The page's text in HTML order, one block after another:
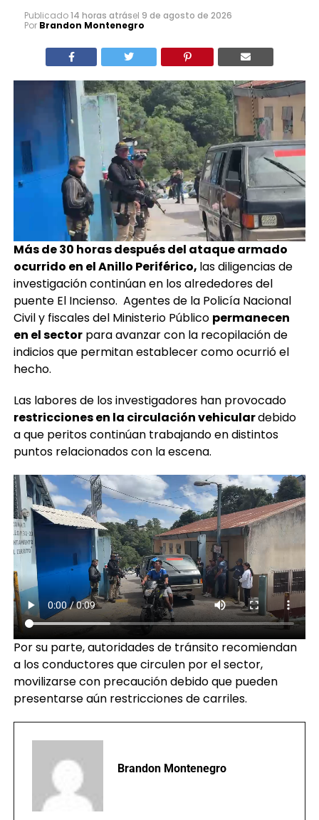
Publicado14 horas atrásel 9 de agosto de 2026
Por Brandon Montenegro
Más de 30 horas después del ataque armado
ocurrido en el Anillo Periférico, las diligencias de
investigación continúan en los alrededores del
puente El Incienso. Agentes de la Policía Nacional
Civil y fiscales del Ministerio Público permanecen
en el sectorpara avanzar con la recopilación de
indicios que permitan establecer como ocurrió el
hecho.
Las labores de los investigadores han provocado
restricciones en la circulación vehiculardebido
a que peritos continúan trabajando en distintos
puntos relacionados con la escena.
Por su parte, autoridades de tránsito recomiendan
a los conductores que circulen por el sector,
movilizarse con precaución debido que pueden
presentarse aún restricciones de carriles.
Brandon Montenegro